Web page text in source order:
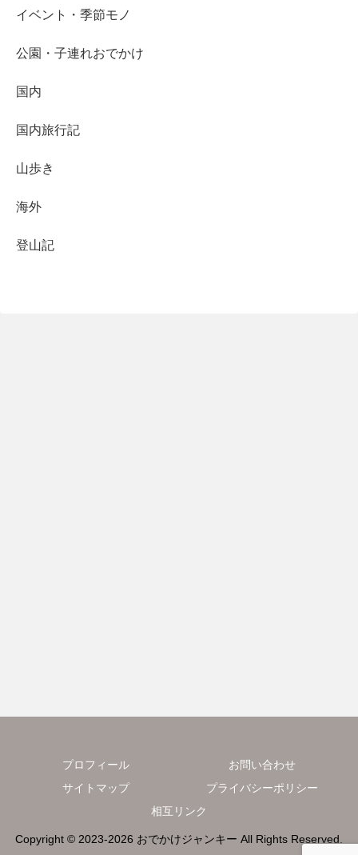
イベント・季節モノ
公園・子連れおでかけ
国内
国内旅行記
山歩き
海外
登山記
プロフィール
お問い合わせ
サイトマップ
プライバシーポリシー
相互リンク
Copyright © 2023-2026 おでかけジャンキー All Rights Reserved.